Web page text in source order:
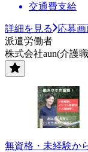
交通費支給
詳細を見る
応募
派遣労働者
株式会社aun(介護
無資格・未経験か